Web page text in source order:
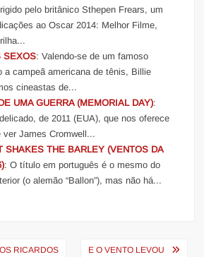
pelo britânico Sthepen Frears, um
ao Oscar 2014: Melhor Filme,
SEXOS: Valendo-se de um famoso
a campeã americana de tênis, Billie
cineastas de...
UMA GUERRA (MEMORIAL DAY):
de 2011 (EUA), que nos oferece
ver James Cromwell...
SHAKES THE BARLEY (VENTOS DA
: O título em português é o mesmo do
(o alemão “Ballon”), mas não há...
RICARDOS E O VENTO LEVOU